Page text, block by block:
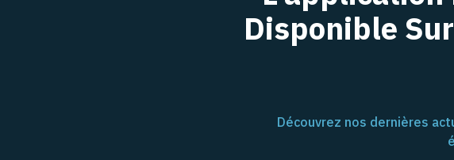
Disponible
Découvrez nos dernières